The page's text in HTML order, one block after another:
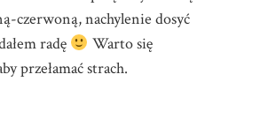
czerwoną, nachylenie dosyć
radę
Warto się
przełamać strach.